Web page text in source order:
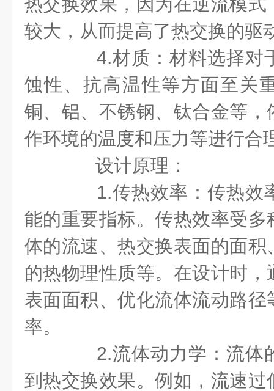
较大，从而提高了热交换的驱
4.材质：材料选择对
蚀性、抗高温性等方面至关
铜、铝、不锈钢、钛合金等
作环境的温度和压力等进行合
设计原理：
1.传热效率：传热效
能的重要指标。传热效率受
体的流速、热交换表面的面
的热物理性质等。在设计时
表面面积、优化流体流动路
率。
2.流体动力学：流体
到热交换效果。例如，流速